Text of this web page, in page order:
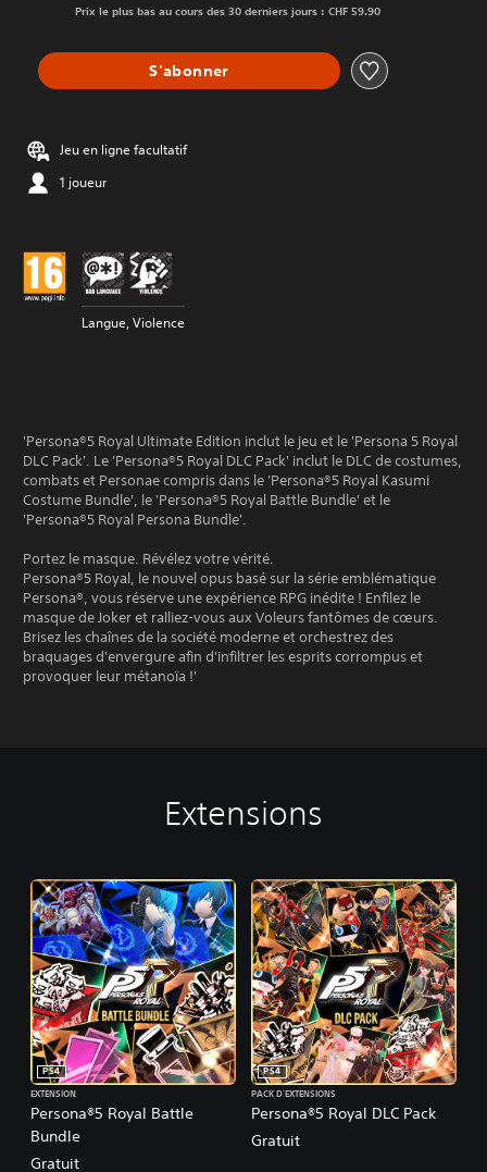
Prix le plus bas au cours des 30 derniers jours : CHF 59.90
S'abonner
Jeu en ligne facultatif
1 joueur
Langue, Violence
'Persona®5 Royal Ultimate Edition inclut le jeu et le 'Persona 5 Royal
DLC Pack'. Le 'Persona®5 Royal DLC Pack' inclut le DLC de costumes,
combats et Personae compris dans le 'Persona®5 Royal Kasumi
Costume Bundle', le 'Persona®5 Royal Battle Bundle' et le
'Persona®5 Royal Persona Bundle'.
Portez le masque. Révélez votre vérité.
Persona®5 Royal, le nouvel opus basé sur la série emblématique
Persona®, vous réserve une expérience RPG inédite ! Enfilez le
masque de Joker et ralliez-vous aux Voleurs fantômes de cœurs.
Brisez les chaînes de la société moderne et orchestrez des
braquages d'envergure afin d'infiltrer les esprits corrompus et
provoquer leur métanoïa !'
Extensions
Persona®5 Royal Battle
Bundle
PS4
EXTENSION
Gratuit
Persona®5 Royal DLC Pack
PS4
PACK D'EXTENSIONS
Gratuit